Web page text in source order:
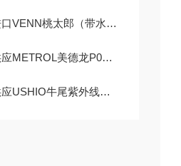
太郎（带水一般用途调节机构）LP9HN-F40恒水位阀
美德龙P085DB-A超小型高精度PT-接触式传感器
牛尾紫外线照度计UVD-S365